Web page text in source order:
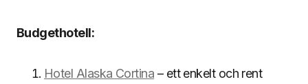
Budgethotell:
Hotel Alaska Cortina – ett enkelt och rent